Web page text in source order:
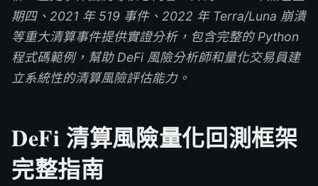
期四、2021 年 519 事件、2022 年 Terra/Luna 崩潰
等重大清算事件提供實證分析，包含完整的 Python
程式碼範例，幫助 DeFi 風險分析師和量化交易員建
立系統性的清算風險評估能力。
DeFi 清算風險量化回測框架
完整指南